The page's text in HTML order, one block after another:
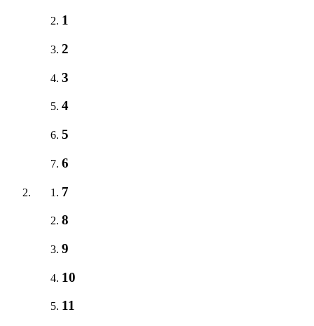
1
2
3
4
5
6
7
8
9
10
11